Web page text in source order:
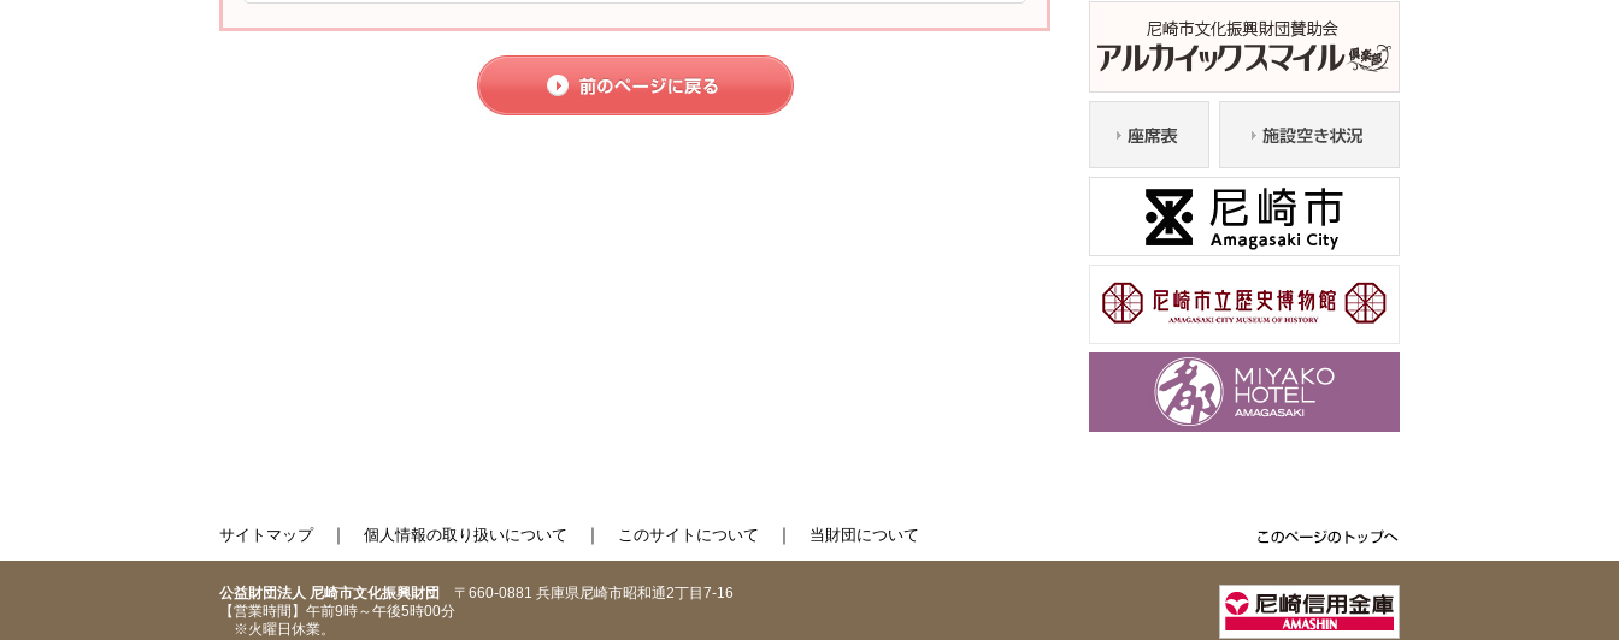
サイトマップ｜ 個人情報の取り扱いについて ｜ このサイトについて ｜ 当財団について
公益財団法人 尼崎市文化振興財団 〒660-0881 兵庫県尼崎市昭和通2丁目7-16
【営業時間】午前9時～午後5時00分
※火曜日休業。